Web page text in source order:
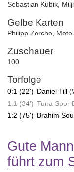
Sebastian Kubik
Gelbe Karten
Philipp Zerche Mete
Zuschauer
100
Torfolge
0:1 (22') Daniel Till
1:1 (34') Tuna Spor
1:2 (75') Brahim
Gute
führt zum